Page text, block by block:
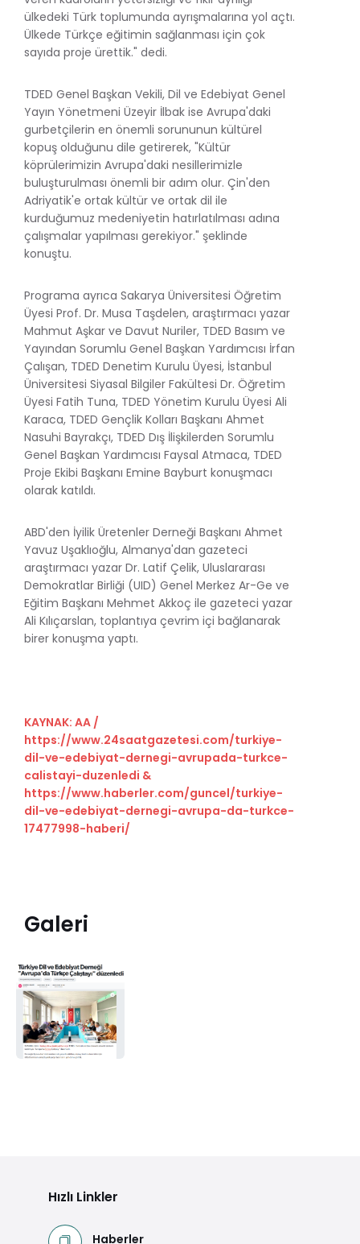
ülkedeki Türk toplumunda ayrışmalarına yol açtı.
Ülkede Türkçe eğitimin sağlanması için çok
sayıda proje ürettik." dedi.
TDED Genel Başkan Vekili, Dil ve Edebiyat Genel
Yayın Yönetmeni Üzeyir İlbak ise Avrupa'daki
gurbetçilerin en önemli sorununun kültürel
kopuş olduğunu dile getirerek, "Kültür
köprülerimizin Avrupa'daki nesillerimizle
buluşturulması önemli bir adım olur. Çin'den
Adriyatik'e ortak kültür ve ortak dil ile
kurduğumuz medeniyetin hatırlatılması adına
çalışmalar yapılması gerekiyor." şeklinde
konuştu.
Programa ayrıca Sakarya Üniversitesi Öğretim
Üyesi Prof. Dr. Musa Taşdelen, araştırmacı yazar
Mahmut Aşkar ve Davut Nuriler, TDED Basım ve
Yayından Sorumlu Genel Başkan Yardımcısı İrfan
Çalışan, TDED Denetim Kurulu Üyesi, İstanbul
Üniversitesi Siyasal Bilgiler Fakültesi Dr. Öğretim
Üyesi Fatih Tuna, TDED Yönetim Kurulu Üyesi Ali
Karaca, TDED Gençlik Kolları Başkanı Ahmet
Nasuhi Bayrakçı, TDED Dış İlişkilerden Sorumlu
Genel Başkan Yardımcısı Faysal Atmaca, TDED
Proje Ekibi Başkanı Emine Bayburt konuşmacı
olarak katıldı.
ABD'den İyilik Üretenler Derneği Başkanı Ahmet
Yavuz Uşaklıoğlu, Almanya'dan gazeteci
araştırmacı yazar Dr. Latif Çelik, Uluslararası
Demokratlar Birliği (UID) Genel Merkez Ar-Ge ve
Eğitim Başkanı Mehmet Akkoç ile gazeteci yazar
Ali Kılıçarslan, toplantıya çevrim içi bağlanarak
birer konuşma yaptı.
KAYNAK: AA /
https://www.24saatgazetesi.com/turkiye-
dil-ve-edebiyat-dernegi-avrupada-turkce-
calistayi-duzenledi &
https://www.haberler.com/guncel/turkiye-
dil-ve-edebiyat-dernegi-avrupa-da-turkce-
17477998-haberi/
Galeri
Hızlı Linkler
Haberler